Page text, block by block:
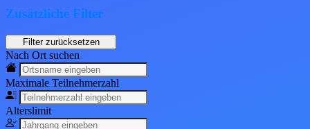
Zusätzliche Filter
Nach Ort suchen
Maximale Teilnehmerzahl
Alterslimit